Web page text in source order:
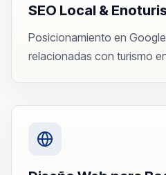
SEO Local &
Posicionamiento en
relacionadas con turismo